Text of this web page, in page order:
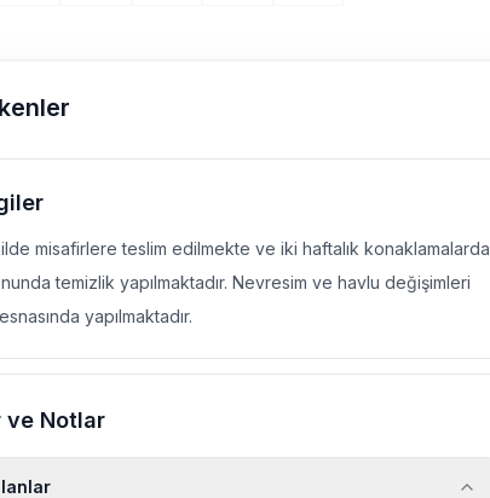
misafirlere teslim edilmekte ve iki haftalık konaklamalarda
temizlik yapılmaktadır. Nevresim ve havlu değişimleri
yapılmaktadır.
ve Notlar